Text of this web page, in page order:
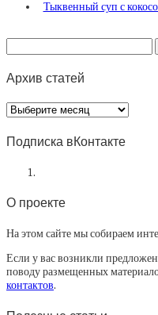
Тыквенный суп с
Архив статей
Архив
статей
Подписка вКонтакте
О проекте
На этом сайте мы собираем
Если у вас возникли
поводу размещенных
контактов.